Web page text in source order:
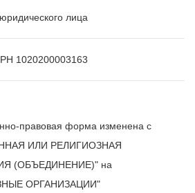
лица
1020200003163
правовая форма изменена с
ИЛИ РЕЛИГИОЗНАЯ
(ОБЪЕДИНЕНИЕ)" на
ОРГАНИЗАЦИИ"